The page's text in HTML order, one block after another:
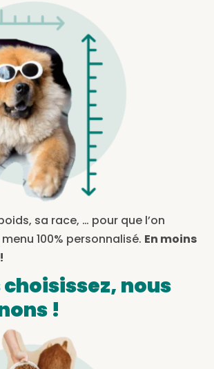
sa race, … pour que l’on
100% personnalisé. En moins
choisissez, nous
!